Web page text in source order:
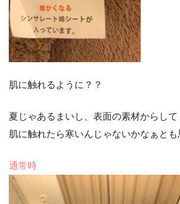
肌に触れるように？？
夏じゃあるまいし、表面の素材からして
肌に触れたら寒いんじゃないかなぁとも
通常時